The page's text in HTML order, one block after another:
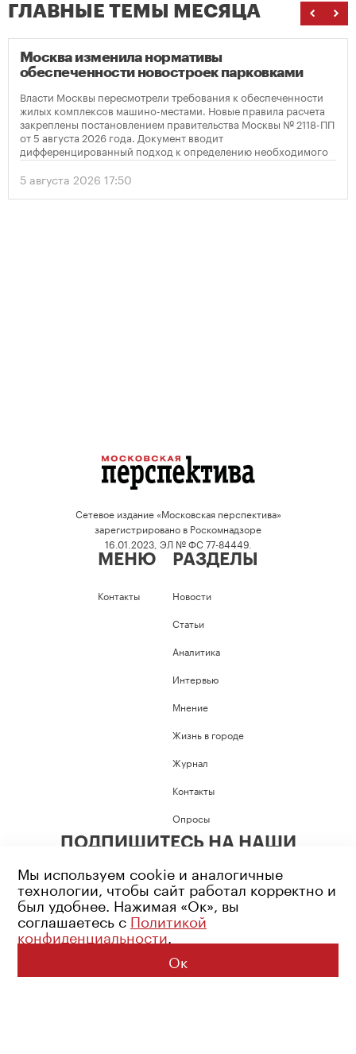
ГЛАВНЫЕ ТЕМЫ МЕСЯЦА
Москва изменила нормативы
обеспеченности новостроек парковками
Власти Москвы пересмотрели требования к обеспеченности
жилых комплексов машино-местами. Новые правила расчета
закреплены постановлением правительства Москвы № 2118-ПП
от 5 августа 2026 года. Документ вводит
дифференцированный подход к определению необходимого
количества парковок в зависимости от площади квартир и
устанавливает переходный период для уже согласованных
проектов.
5 августа 2026 17:50
Сетевое издание «Московская перспектива»
зарегистрировано в Роскомнадзоре
16.01.2023, ЭЛ № ФС 77-84449.
МЕНЮ
Контакты
РАЗДЕЛЫ
Новости
Статьи
Аналитика
Интервью
Мнение
Жизнь в городе
Журнал
Контакты
Опросы
ПОДПИШИТЕСЬ НА НАШИ
Возрастное ограничение: 16+
Политика конфиденциальности
© 2026 Все права защищены
Мы используем cookie и аналогичные
технологии, чтобы сайт работал корректно и
был удобнее. Нажимая «Ок», вы
соглашаетесь с Политикой
конфиденциальности.
Ок